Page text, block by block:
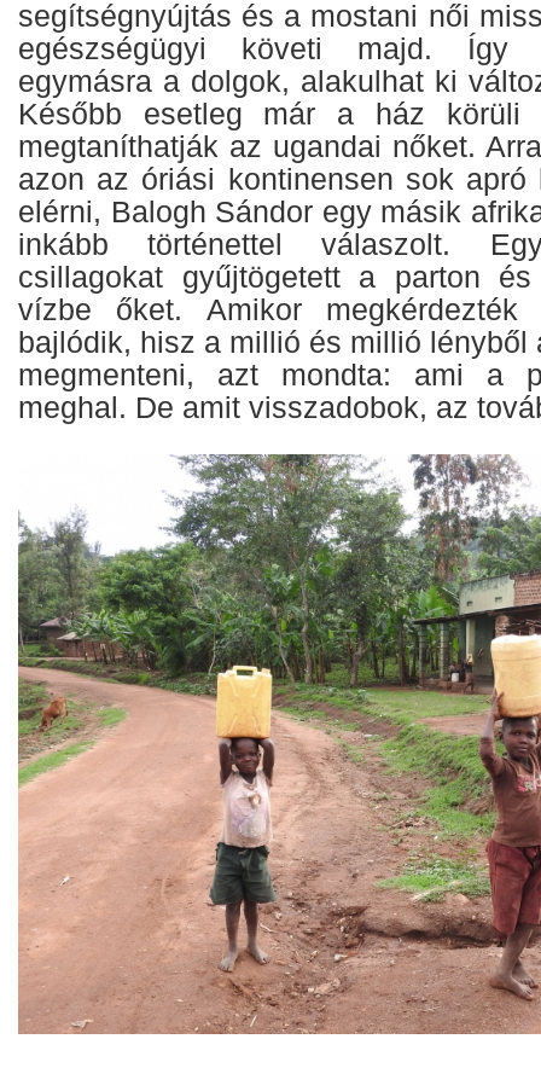
segítségnyújtás és a mostani női
egészségügyi követi majd. Így
egymásra a dolgok, alakulhat ki
Később esetleg már a ház körüli
megtaníthatják az ugandai nőket.
azon az óriási kontinensen sok
elérni, Balogh Sándor egy másik
inkább történettel válaszolt.
csillagokat gyűjtögetett a parton
vízbe őket. Amikor
bajlódik, hisz a millió és millió lényből
megmenteni, azt mondta: ami a
meghal. De amit visszadobok, az